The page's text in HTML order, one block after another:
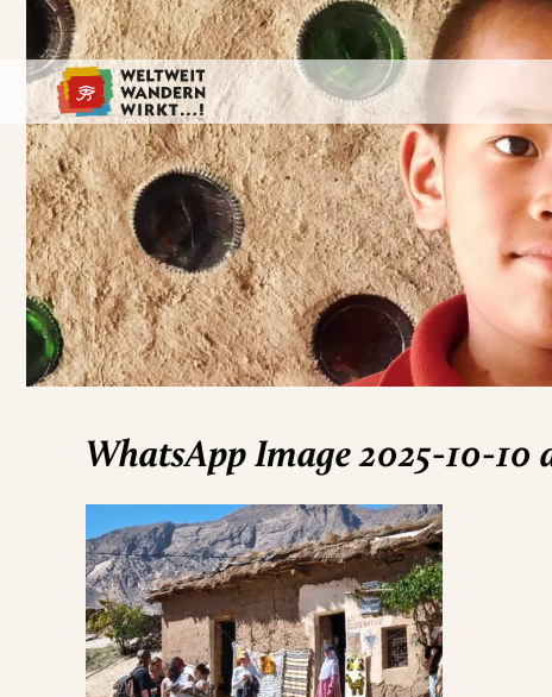
WhatsApp Image 2025-10-10